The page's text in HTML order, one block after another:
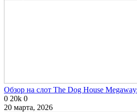
Обзор на слот The Dog House
0 20k 0
20 марта, 2026